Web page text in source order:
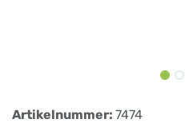
Artikelnummer: 7474